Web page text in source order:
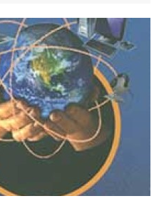
- هل تعلم أن أبقراط كتب
الحكم، الأدلة، تنظيم
ويعود له الفضل بأنه حرر
- هل تعلم أن المرجان إفراز
من مادة كربونات الكلسيوم،
أجود أنواعه، ويمتاز بكبر